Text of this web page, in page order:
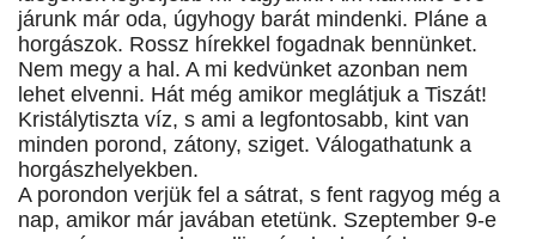
járunk már oda, úgyhogy barát mindenki. Pláne a
horgászok. Rossz hírekkel fogadnak bennünket.
Nem megy a hal. A mi kedvünket azonban nem
lehet elvenni. Hát még amikor meglátjuk a Tiszát!
Kristálytiszta víz, s ami a legfontosabb, kint van
minden porond, zátony, sziget. Válogathatunk a
horgászhelyekben.
A porondon verjük fel a sátrat, s fent ragyog még a
nap, amikor már javában etetünk. Szeptember 9-e